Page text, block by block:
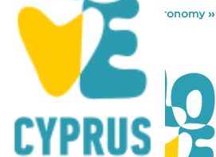
You are here: Home »Gastronomy»
EL JOY’ N